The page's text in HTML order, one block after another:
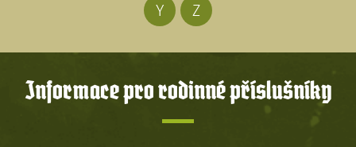
Y
Z
Informace pro rodinné příslušníky